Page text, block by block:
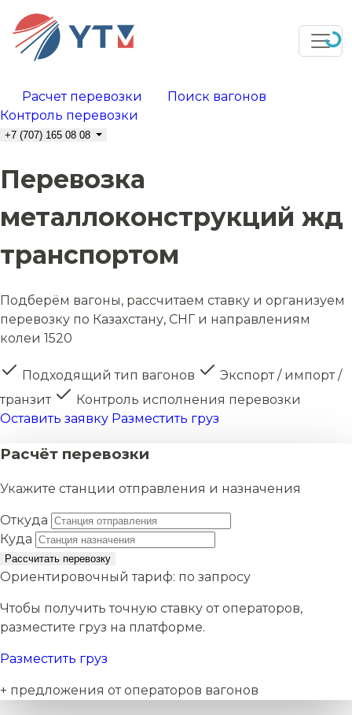
Расчет перевозки
Поиск вагонов
Контроль перевозки
+7 (707) 165 08 08
Перевозка
металлоконструкций жд
транспортом
Подберём вагоны, рассчитаем ставку и организуем
перевозку по Казахстану, СНГ и направлениям
колеи 1520
Подходящий тип вагонов
Экспорт / импорт /
транзит
Контроль исполнения перевозки
Оставить заявку Разместить груз
Расчёт перевозки
Укажите станции отправления и назначения
Откуда
Куда
Рассчитать перевозку
Ориентировочный тариф: по запросу
Чтобы получить точную ставку от операторов,
разместите груз на платформе.
Разместить груз
+ предложения от операторов вагонов